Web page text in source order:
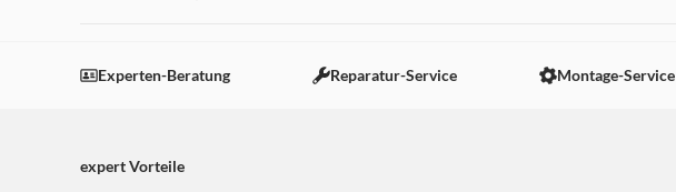
Einstellungen anpassen
Experten-Beratung Reparatur-Service Montage-Service
expert Vorteile